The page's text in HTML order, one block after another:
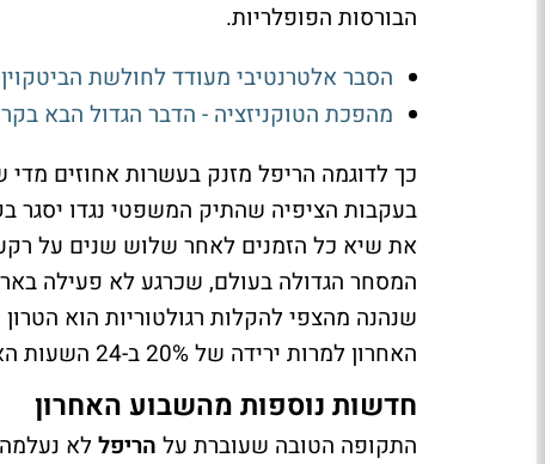
הבורסות הפופלריות.
הסבר אלטרנטיבי מעודד לחולשת
מהפכת הטוקניזציה - הדבר הגדול הבא
בעקבות הציפיה שהתיק המשפטי נגדו יסגר
את שיא כל הזמנים לאחר שלוש שנים על
המסחר הגדולה בעולם, שכרגע לא פעילה
האחרון למרות ירידה של 20% ב-24 השעות האחרונות.
חדשות נוספות מהשבוע האחרון
התקופה הטובה שעוברת על הריפל לא